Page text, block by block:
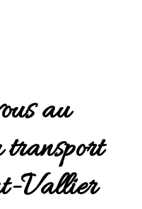
au
transport
Vallier